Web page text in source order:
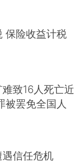
保险收益计税
致16人死亡近
被罢免全国人
信任危机